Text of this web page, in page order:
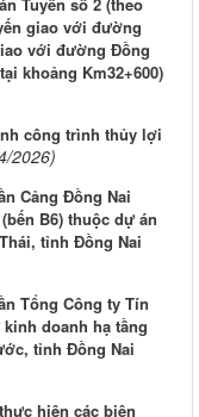
giao với đường
với đường Đồng
khoảng Km32+600)
công trình thủy lợi
2026)
Cảng Đồng Nai
B6) thuộc dự án
tỉnh Đồng Nai
Tổng Công ty Tín
doanh hạ tầng
tỉnh Đồng Nai
hiện các biện